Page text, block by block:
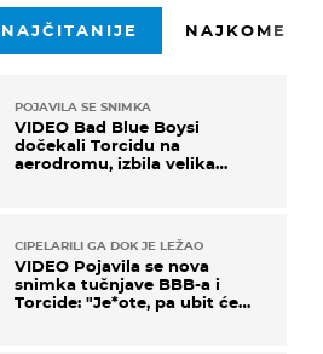
NAJČITANIJE
POJAVILA SE SNIMKA
VIDEO Bad Blue Boysi
dočekali Torcidu na
aerodromu, izbila velika
CIPELARILI GA DOK JE LEŽAO
VIDEO Pojavila se nova
snimka tučnjave BBB-a i
Torcide: "Je*ote, pa ubit će